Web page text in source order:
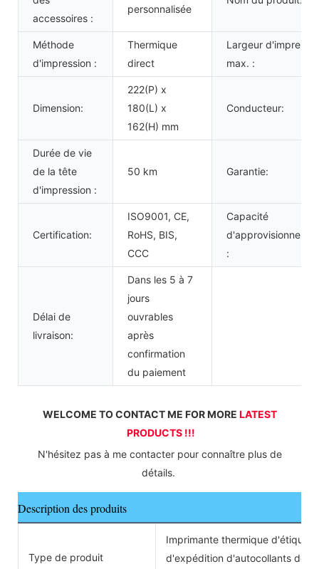
accessoires :
personnalisée
Méthode
d'impression :
Thermique
direct
Largeur
max. :
Dimension:
222(P) x
180(L) x
162(H) mm
Conducteur:
Durée de vie
de la tête
d'impression :
50 km Garantie:
Certification:
ISO9001, CE,
RoHS, BIS,
CCC
Capacité
:
Délai de
livraison:
Dans les 5 à 7
jours
ouvrables
après
confirmation
du paiement
WELCOME TO CONTACT ME FOR MORE LATEST
PRODUCTS !!!
détails.
Description des produits
Type de produit
Imprimante thermique
d'expédition d'autocollants de